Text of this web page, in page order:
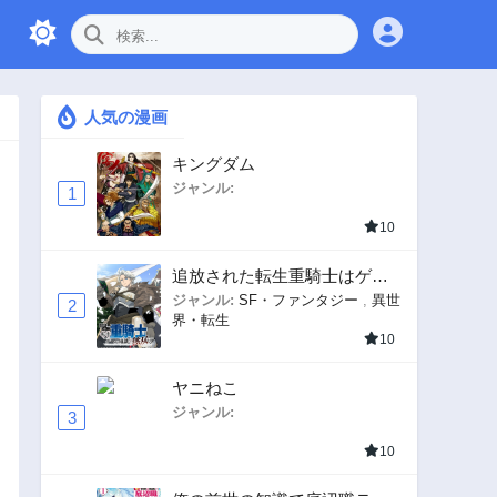
人気の漫画
1
キングダム
ジャンル:
10
2
追放された転生重騎士はゲー
ム知識で無双する
ジャンル: SF・ファンタジー
異世
界・転生
10
3
ヤニねこ
ジャンル:
10